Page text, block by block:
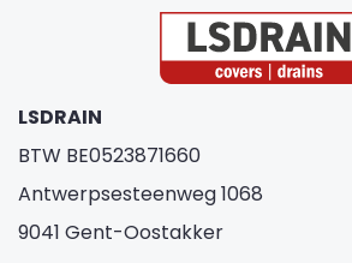
LSDRAIN
BTW BE0523871660
Antwerpsesteenweg 1068
9041 Gent-Oostakker